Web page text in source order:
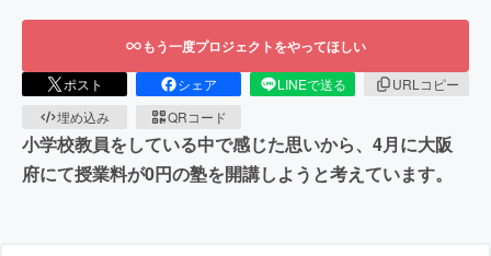
もう一度プロジェクトをやってほしい
ポスト シェア LINEで送る
URLコピー
埋め込み
QRコード
小学校教員をしている中で感じた思いから、4月に大阪
府にて授業料が0円の塾を開講しようと考えています。